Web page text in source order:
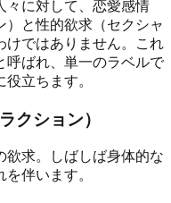
々に対して、恋愛感情
）と性的欲求（セクシャ
けではありません。これ
呼ばれ、単一のラベルで
立ちます。
クション）
欲求。しばしば身体的な
伴います。